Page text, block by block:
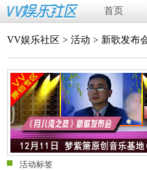
首页
VV娱乐社区 > 活动 > 新歌发布
活动标签